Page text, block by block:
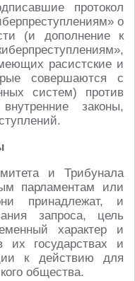
протокол
о
(и дополнение к
расистские и
совершаются с
систем) против
законы,
и Трибунала
парламентам или
принадлежат, и
запроса, цель
характер и
их государствах и
к действию для
общества.